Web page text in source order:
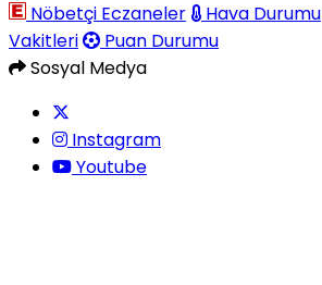
Nöbetçi Eczaneler
Hava Durumu
Vakitleri
Puan Durumu
Sosyal Medya
Instagram
Youtube